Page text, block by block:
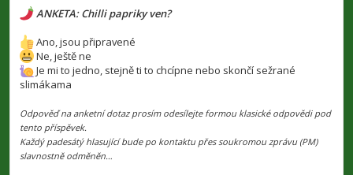
ANKETA: Chilli papriky ven?
Ano, jsou připravené
Ne, ještě ne
Je mi to jedno, stejně ti to chcípne nebo skončí sežrané
slimákama
Odpověď na anketní dotaz prosím odesílejte formou klasické odpovědi pod
tento příspěvek.
Každý padesátý hlasující bude po kontaktu přes soukromou zprávu (PM)
slavnostně odměněn…